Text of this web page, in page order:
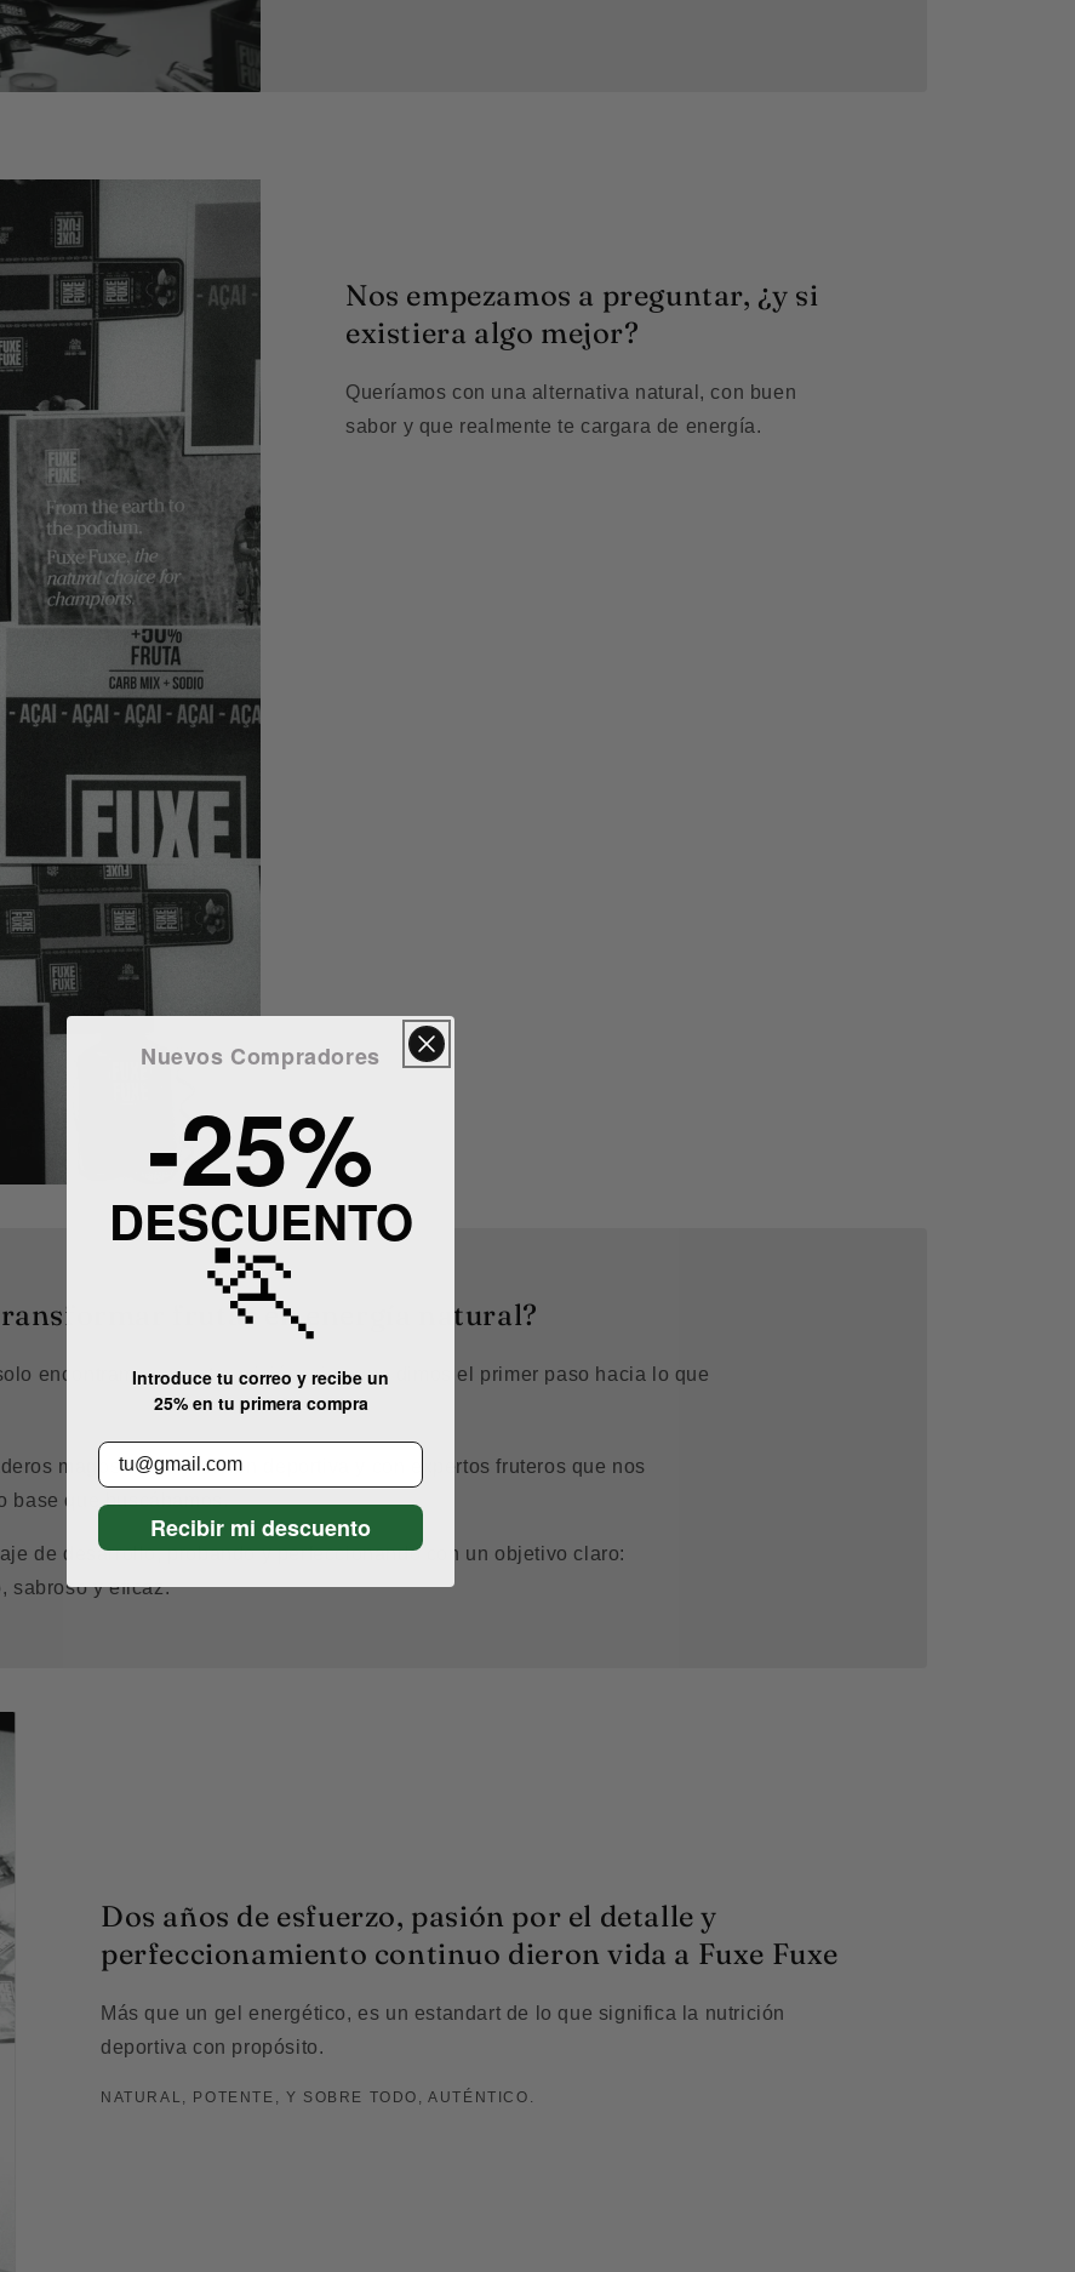
Nos empezamos a preguntar, ¿y si
existiera algo mejor?
Queríamos con una alternativa natural, con buen
sabor y que realmente te cargara de energía.
frutas en energía natural?
encontramos nuestra misión, sino que dimos el primer paso hacia lo que
magos de la nutrición deportiva y con expertos fruteros que nos
base que buscábamos.
de desarrollo, probando y perfeccionando con un objetivo claro:
sabroso y eficaz.
Dos años de esfuerzo, pasión por el detalle y
perfeccionamiento continuo dieron vida a Fuxe Fuxe
Más que un gel energético, es un estandart de lo que significa la nutrición
deportiva con propósito.
NATURAL, POTENTE, Y SOBRE TODO, AUTÉNTICO.
Nuevos Compradores
-25%
DESCUENTO
🏃
Introduce tu correo y recibe un
25% en tu primera compra
Email
Recibir mi descuento